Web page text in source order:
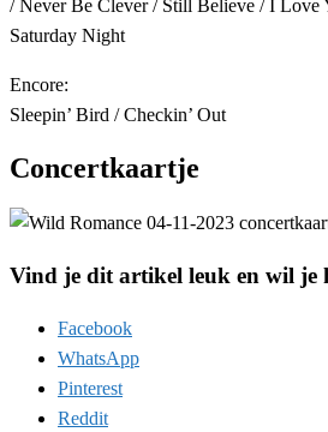
/ Never Be Clever / Still Believe / I
Saturday Night
Encore:
Sleepin’ Bird / Checkin’ Out
Concertkaartje
Vind je dit artikel leuk en wil je
Facebook
WhatsApp
Pinterest
Reddit